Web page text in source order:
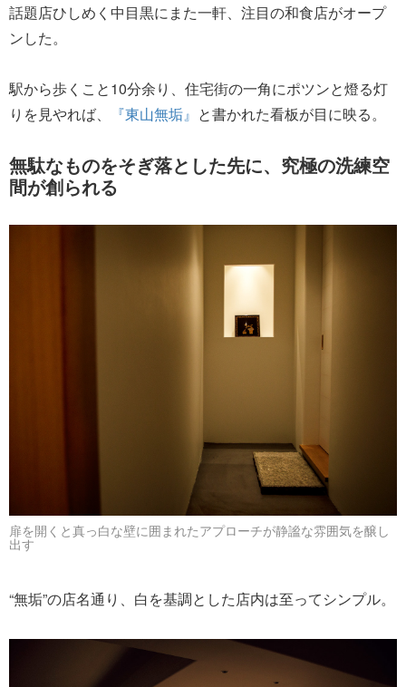
話題店ひしめく中目黒にまた一軒、注目の和食店がオープ
ンした。
駅から歩くこと10分余り、住宅街の一角にポツンと燈る灯
りを見やれば、
『東山無垢』 と書かれた看板が目に映る。
無駄なものをそぎ落とした先に、究極の洗練空
間が創られる
扉を開くと真っ白な壁に囲まれたアプローチが静謐な雰囲気を醸し
出す
“無垢”の店名通り、白を基調とした店内は至ってシンプル。